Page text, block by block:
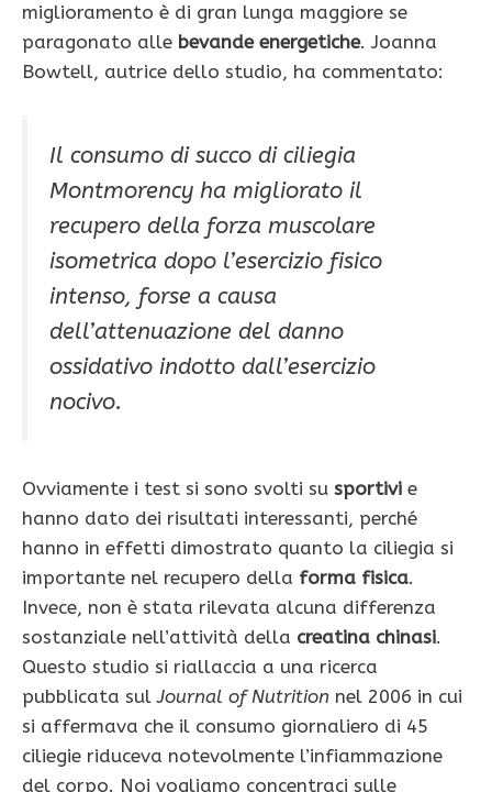
miglioramento è di gran lunga maggiore se
paragonato alle bevande energetiche. Joanna
Bowtell, autrice dello studio, ha commentato:
Il consumo di succo di ciliegia
Montmorency ha migliorato il
recupero della forza muscolare
isometrica dopo l’esercizio fisico
intenso, forse a causa
dell’attenuazione del danno
ossidativo indotto dall’esercizio
nocivo.
Ovviamente i test si sono svolti su sportivi e
hanno dato dei risultati interessanti, perché
hanno in effetti dimostrato quanto la ciliegia si
importante nel recupero della forma fisica.
Invece, non è stata rilevata alcuna differenza
sostanziale nell’attività della creatina chinasi.
Questo studio si riallaccia a una ricerca
pubblicata sulJournal of Nutrition nel 2006 in cui
si affermava che il consumo giornaliero di 45
ciliegie riduceva notevolmente l’infiammazione
del corpo. Noi vogliamo concentraci sulle